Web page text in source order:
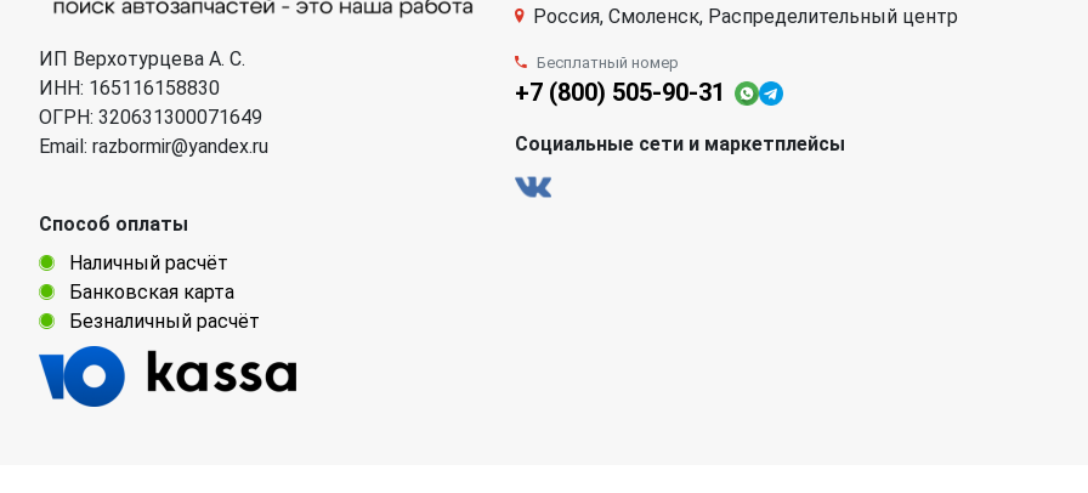
ИП Верхотурцева А. С.
ИНН: 165116158830
ОГРН: 320631300071649
Email: razbormir@yandex.ru
Способ оплаты
Наличный расчёт
Банковская карта
Безналичный расчёт
Россия, Смоленск, Распределительный центр
Бесплатный номер
+7 (800) 505-90-31
Социальные сети и маркетплейсы